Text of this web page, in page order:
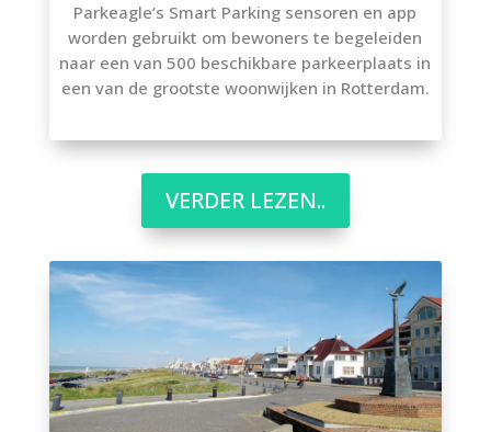
Parkeagle’s Smart Parking sensoren en app
worden gebruikt om bewoners te begeleiden
naar een van 500 beschikbare parkeerplaats in
een van de grootste woonwijken in Rotterdam.
VERDER LEZEN..